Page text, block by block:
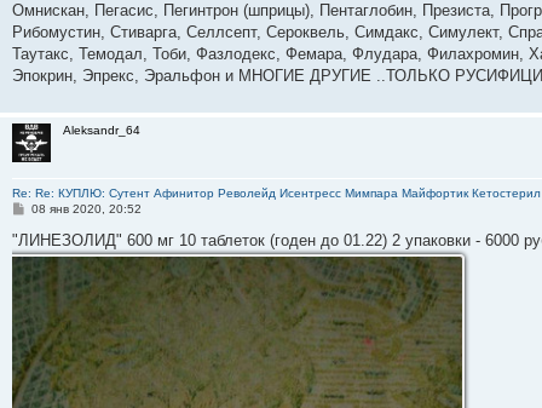
Омнискан, Пегасис, Пегинтрон (шприцы), Пентаглобин, Презиста,
Рибомустин, Стиварга, Селлсепт, Сероквель, Симдакс, Симулект,
Таутакс, Темодал, Тоби, Фазлодекс, Фемара, Флудара, Филахромин,
Эпокрин, Эпрекс, Эральфон и МНОГИЕ ДРУГИЕ ..ТОЛЬКО
Aleksandr_64
Re: Re: КУПЛЮ: Сутент Афинитор Револейд Исентресс Мимпара Майфортик
С
о
б
н
е
08 янв 2020, 20:52
"ЛИНЕЗОЛИД" 600 мг 10 таблеток (годен до 01.22) 2 упаковки - 6000